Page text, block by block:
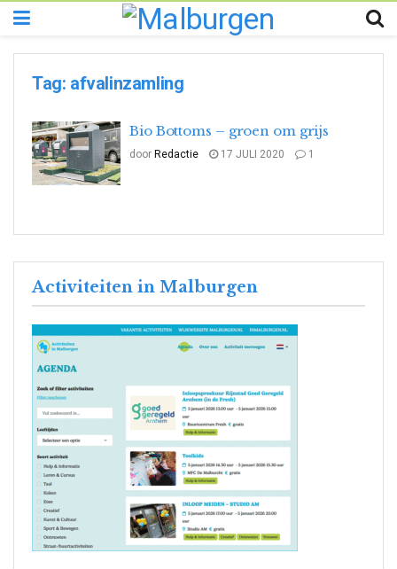
Tag: afvalinzamling
Bio Bottoms – groen om grijs
door Redactie 17 JULI 2020 1
Activiteiten in Malburgen